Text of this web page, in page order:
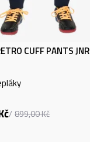
CUFF PANTS JNR
899,00Kč